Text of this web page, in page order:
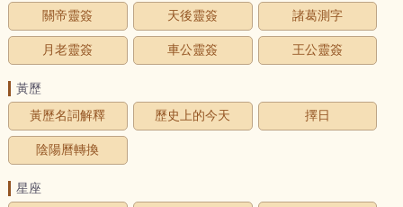
關帝靈簽 天後靈簽 諸葛測字
月老靈簽 車公靈簽 王公靈簽
黃歷
黃歷名詞解釋
歷史上的今天 擇日
陰陽曆轉換
星座